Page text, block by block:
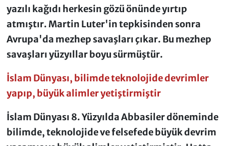
yazılı kağıdı herkesin gözü önünde yırtıp
atmıştır. Martin Luter'in tepkisinden sonra
Avrupa'da mezhep savaşları çıkar. Bu mezhep
savaşları yüzyıllar boyu sürmüştür.
İslam Dünyası, bilimde teknolojide devrimler
yapıp, büyük alimler yetiştirmiştir
İslam Dünyası 8. Yüzyılda Abbasiler döneminde
bilimde, teknolojide ve felsefede büyük devrim